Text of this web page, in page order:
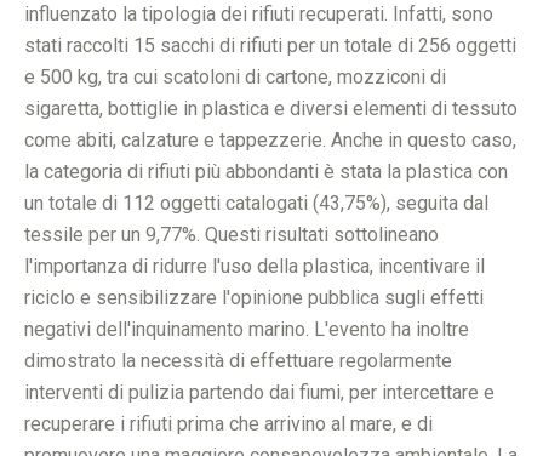
influenzato la tipologia dei rifiuti recuperati. Infatti, sono
stati raccolti 15 sacchi di rifiuti per un totale di 256 oggetti
e 500 kg, tra cui scatoloni di cartone, mozziconi di
sigaretta, bottiglie in plastica e diversi elementi di tessuto
come abiti, calzature e tappezzerie. Anche in questo caso,
la categoria di rifiuti più abbondanti è stata la plastica con
un totale di 112 oggetti catalogati (43,75%), seguita dal
tessile per un 9,77%. Questi risultati sottolineano
l'importanza di ridurre l'uso della plastica, incentivare il
riciclo e sensibilizzare l'opinione pubblica sugli effetti
negativi dell'inquinamento marino. L'evento ha inoltre
dimostrato la necessità di effettuare regolarmente
interventi di pulizia partendo dai fiumi, per intercettare e
recuperare i rifiuti prima che arrivino al mare, e di